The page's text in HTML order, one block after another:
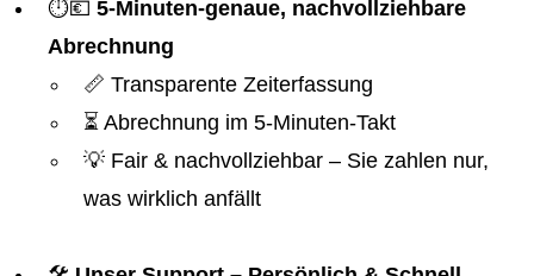
⏱️💶 5-Minuten-genaue, nachvollziehbare
Abrechnung
📏 Transparente Zeiterfassung
⏳ Abrechnung im 5-Minuten-Takt
💡 Fair & nachvollziehbar – Sie zahlen nur,
was wirklich anfällt